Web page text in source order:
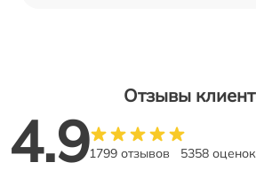
Отзывы
4.91799 отзывов 5358 оценок